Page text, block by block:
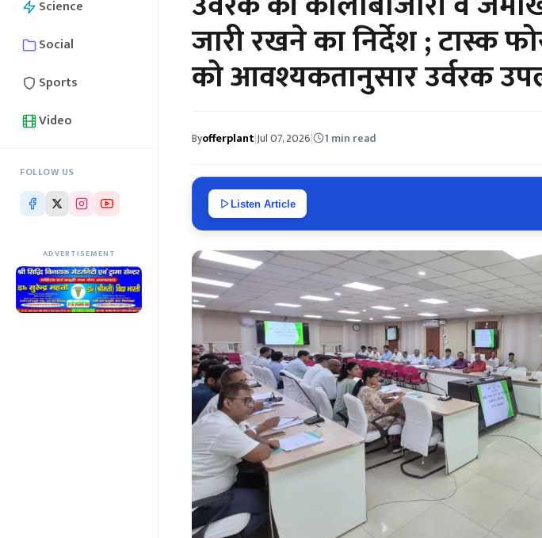
Science
Social
Sports
Video
FOLLOW US
ADVERTISEMENT
जारी रखने का निर्देश ; टास्क
को आवश्यकतानुसार उर्वरक
Byofferplant|Jul 07, 2026| 1 min read
Listen Article